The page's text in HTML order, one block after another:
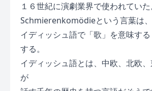
１６世紀に演劇業界で使われていた
Schmierenkomödieという言葉は、
イディッシュ語で「歌」を意味す
する。
イディッシュ語とは、中欧、北欧
が